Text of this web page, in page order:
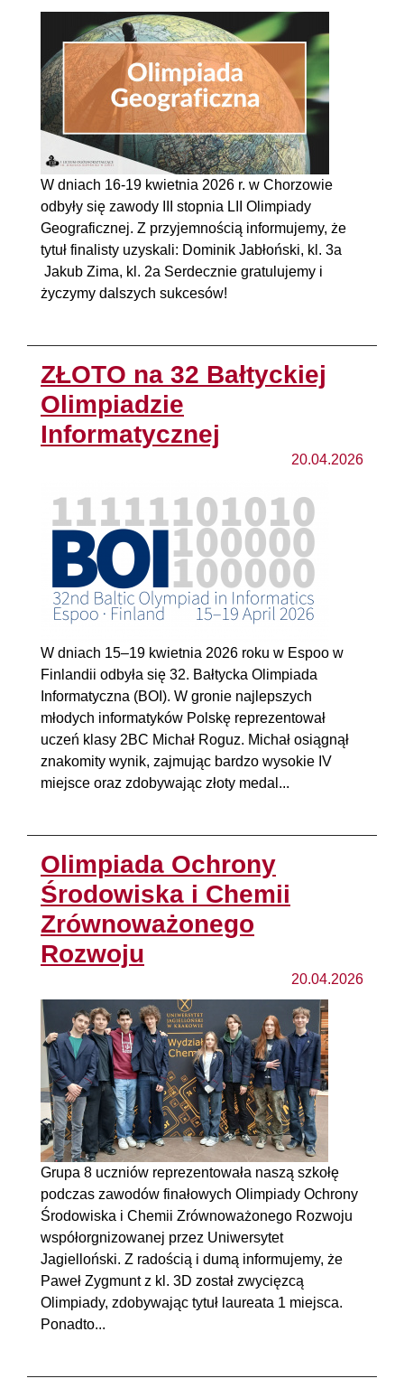
W dniach 16-19 kwietnia 2026 r. w Chorzowie
odbyły się zawody III stopnia LII Olimpiady
Geograficznej. Z przyjemnością informujemy, że
tytuł finalisty uzyskali: Dominik Jabłoński, kl. 3a
Jakub Zima, kl. 2a Serdecznie gratulujemy i
życzymy dalszych sukcesów!
ZŁOTO na 32 Bałtyckiej
Olimpiadzie
Informatycznej
20.04.2026
W dniach 15–19 kwietnia 2026 roku w Espoo w
Finlandii odbyła się 32. Bałtycka Olimpiada
Informatyczna (BOI). W gronie najlepszych
młodych informatyków Polskę reprezentował
uczeń klasy 2BC Michał Roguz. Michał osiągnął
znakomity wynik, zajmując bardzo wysokie IV
miejsce oraz zdobywając złoty medal...
Olimpiada Ochrony
Środowiska i Chemii
Zrównoważonego
Rozwoju
20.04.2026
Grupa 8 uczniów reprezentowała naszą szkołę
podczas zawodów finałowych Olimpiady Ochrony
Środowiska i Chemii Zrównoważonego Rozwoju
współorgnizowanej przez Uniwersytet
Jagielloński. Z radością i dumą informujemy, że
Paweł Zygmunt z kl. 3D został zwycięzcą
Olimpiady, zdobywając tytuł laureata 1 miejsca.
Ponadto...